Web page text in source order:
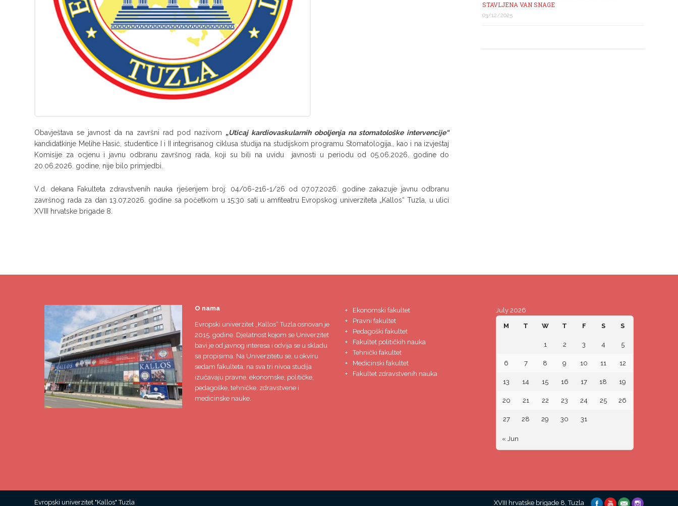
Obavještava se javnost da na završni rad pod nazivom „Uticaj kardiovaskularnih oboljenja na stomatološke intervencije“
kandidatkinje Melihe Hasić, studentice I i II integrisanog ciklusa studija na studijskom programu Stomatologija., kao i na izvještaj
Komisije za ocjenu i javnu odbranu završnog rada, koji su bili na uvidu javnosti u periodu od 05.06.2026. godine do
20.06.2026. godine, nije bilo primjedbi.
V.d. dekana Fakulteta zdravstvenih nauka rješenjem broj: 04/06-216-1/26 od 07.07.2026. godine zakazuje javnu odbranu
završnog rada za dan 13.07.2026. godine sa početkom u 15:30 sati u amfiteatru Evropskog univerziteta „Kallos“ Tuzla, u ulici
XVIII hrvatske brigade 8.
STAVLJENA VAN SNAGE
03/12/2025
O nama
Evropski univerzitet „Kallos“ Tuzlaosnovan je
2015. godine. Djelatnost kojom se Univerzitet
bavi je od javnog interesa i odvija se u skladu
sa propisima. Na Univerzitetu se, u okviru
sedam fakulteta, na sva tri nivoa studija
izučavaju pravne, ekonomske, političke,
pedagoške, tehničke, zdravstvene i
medicinske nauke.
Ekonomski fakultet
Pravni fakultet
Pedagoški fakultet
Fakultet političkih nauka
Tehnički fakultet
Medicinski fakultet
Fakultet zdravstvenih nauka
July 2026
M T W T F S S
« Jun
1 2 3 4 5
6 7 8 9 10 11 12
13 14 15 16 17 18 19
20 21 22 23 24 25 26
27 28 29 30 31
Evropski univerzitet "Kallos" Tuzla XVIII hrvatske brigade 8, Tuzla